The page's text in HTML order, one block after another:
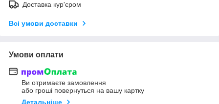
Доставка кур'єром
Всі умови доставки
Умови оплати
Ви отримаєте замовлення
або гроші повернуться на вашу картку
Детальніше